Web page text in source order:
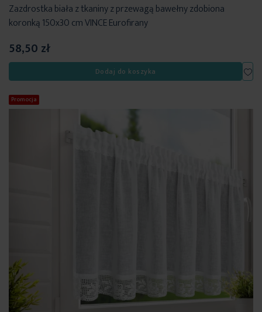
Zazdrostka biała z tkaniny z przewagą bawełny zdobiona
koronką 150x30 cm VINCE Eurofirany
58,50 zł
Dodaj do koszyka
Promocja